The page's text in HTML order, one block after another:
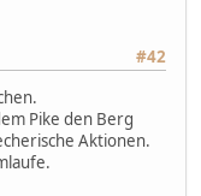
#42
Pike den Berg
Aktionen.